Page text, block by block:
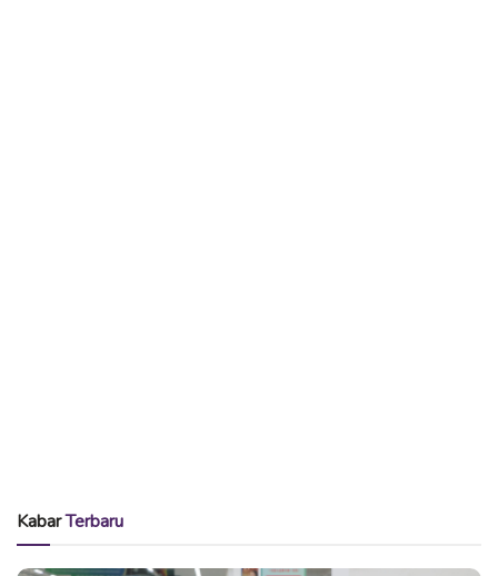
KabarTerbaru